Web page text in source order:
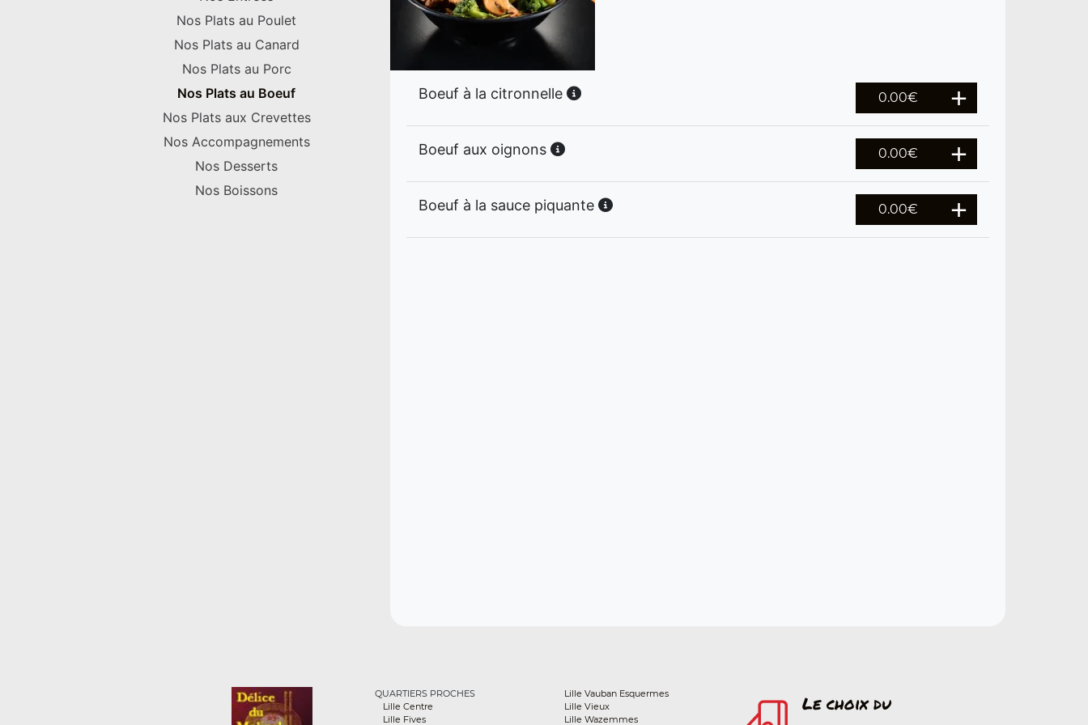
Nos Plats au Poulet
Nos Plats au Canard
Nos Plats au Porc
Nos Plats au Boeuf
Nos Plats aux Crevettes
Nos Accompagnements
Nos Desserts
Nos Boissons
Boeuf à la citronnelle 0.00€
Boeuf aux oignons 0.00€
Boeuf à la sauce piquante 0.00€
QUARTIERS PROCHES
Lille Centre
Lille Fives
Lille Vauban Esquermes
Lille Vieux
Lille Wazemmes
Le choix du